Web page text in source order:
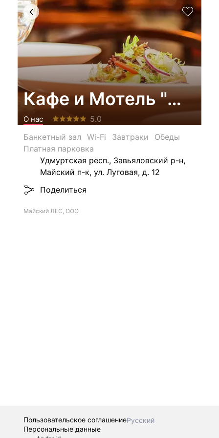
Кафе и Мотель
О нас
5.0
Банкетный зал
Wi-Fi Завтраки
Обеды
Платная парковка
Удмуртская респ., Завьяловский р-н,
Майский п-к, ул. Луговая, д. 12
Поделиться
Майский ЛЕС, ООО
Пользовательское соглашениеРусский
Персональные данные